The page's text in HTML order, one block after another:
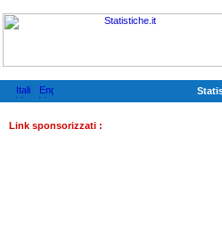
Link sponsorizzati :